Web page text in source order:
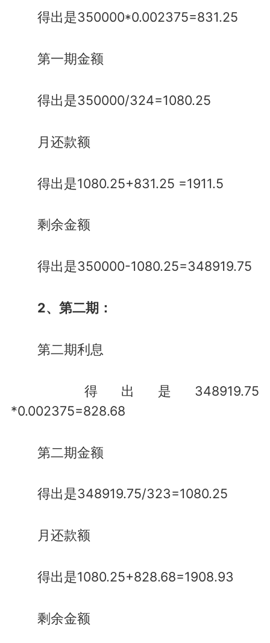
得出是350000*0.002375=831.25
第一期金额
得出是350000/324=1080.25
月还款额
得出是1080.25+831.25 =1911.5
剩余金额
得出是350000-1080.25=348919.75
2、第二期：
第二期利息
得出是348919.75
*0.002375=828.68
第二期金额
得出是348919.75/323=1080.25
月还款额
得出是1080.25+828.68=1908.93
剩余金额